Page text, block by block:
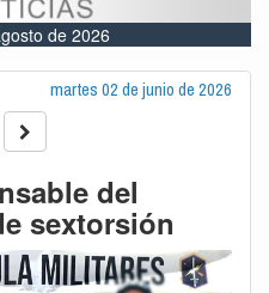
de 2026
martes 02 de junio de 2026
del
sextorsión